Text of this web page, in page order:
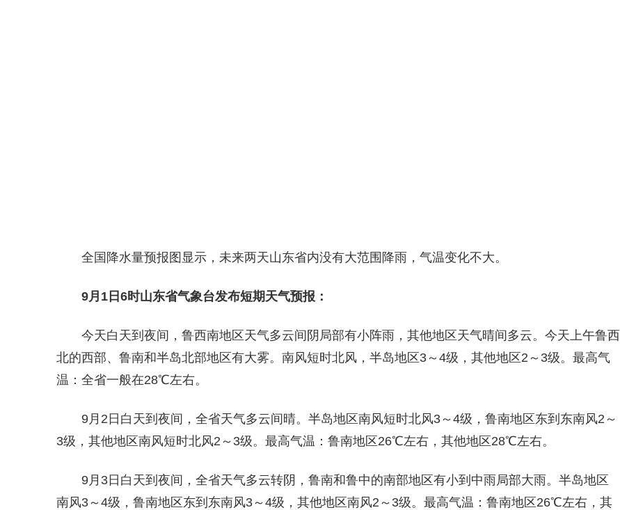
全国降水量预报图显示，未来两天山东省内没有大范围降雨，气温变化不大。
9月1日6时山东省气象台发布短期天气预报：
今天白天到夜间，鲁西南地区天气多云间阴局部有小阵雨，其他地区天气晴间多云。今天上午鲁西
北的西部、鲁南和半岛北部地区有大雾。南风短时北风，半岛地区3～4级，其他地区2～3级。最高气
温：全省一般在28℃左右。
9月2日白天到夜间，全省天气多云间晴。半岛地区南风短时北风3～4级，鲁南地区东到东南风2～
3级，其他地区南风短时北风2～3级。最高气温：鲁南地区26℃左右，其他地区28℃左右。
9月3日白天到夜间，全省天气多云转阴，鲁南和鲁中的南部地区有小到中雨局部大雨。半岛地区
南风3～4级，鲁南地区东到东南风3～4级，其他地区南风2～3级。最高气温：鲁南地区26℃左右，其